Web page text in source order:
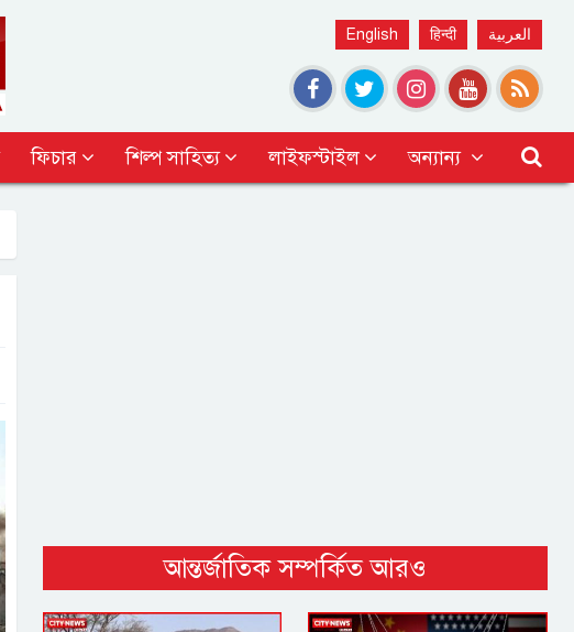
English हिन्दी العربية
ফিচার শিল্প সাহিত্য লাইফস্টাইল অন্যান্য
আন্তর্জাতিক সম্পর্কিত আরও